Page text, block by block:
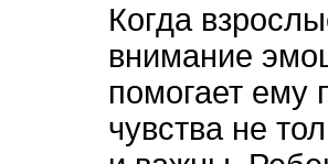
Когда
внимание
помогает ему
чувства не